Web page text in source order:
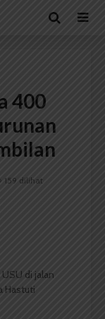
400
159 dilihat
di jalan
Hastuti